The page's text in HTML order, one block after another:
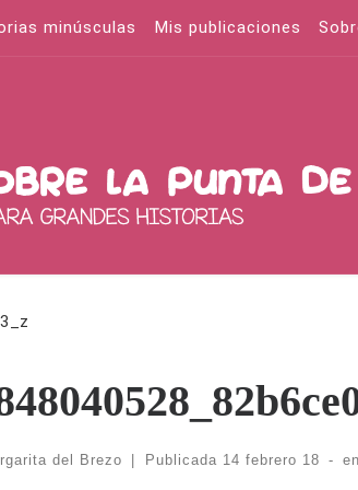
minúsculas Mis publicaciones
del Brezo Publicada 14 febrero 18 -